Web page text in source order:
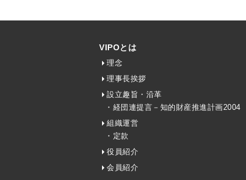
VIPOとは
理念
理事長挨拶
設立趣旨・沿革
・経団連提言－知的財産推進計画2004
組織運営
・定款
役員紹介
会員紹介